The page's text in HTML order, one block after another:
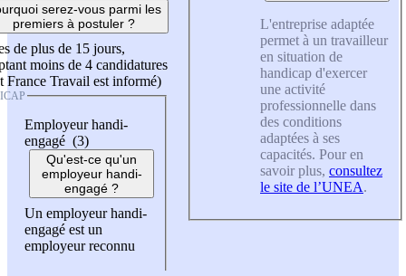
serez-vous parmi les
premiers à postuler ?
de plus de 15 jours,
moins de 4 candidatures
France Travail est informé)
Employeur handi-
engagé (3)
Qu'est-ce qu'un
employeur handi-
engagé ?
Un employeur handi-
engagé est un
employeur reconnu
L'entreprise adaptée
permet à un travailleur
en situation de
handicap d'exercer
une activité
professionnelle dans
des conditions
adaptées à ses
capacités. Pour en
savoir plus, consultez
le site de l’UNEA.